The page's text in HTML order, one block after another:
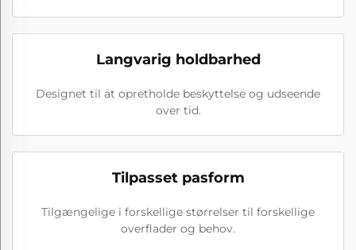
Langvarig holdbarhed
Designet til at opretholde beskyttelse og udseende
over tid.
Tilpasset pasform
Tilgængelige i forskellige størrelser til forskellige
overflader og behov.